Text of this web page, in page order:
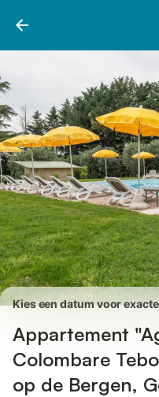
Afbeeldingen
Kies een datum voor
Appartement
Colombare
op de Bergen,